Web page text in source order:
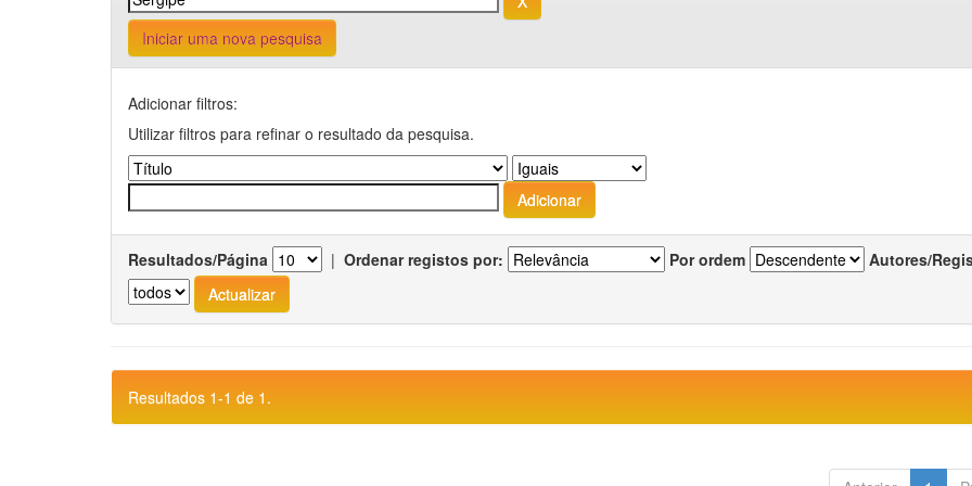
Iniciar uma nova pesquisa
Adicionar filtros:
Utilizar filtros para refinar o resultado da pesquisa.
Resultados/Página | Ordenar registos por: Por ordem Autores/
Resultados 1-1 de 1.